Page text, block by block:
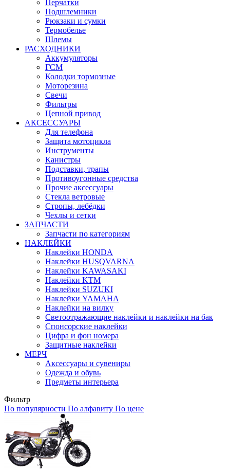
Перчатки
Подшлемники
Рюкзаки и сумки
Термобелье
Шлемы
РАСХОДНИКИ
Аккумуляторы
ГСМ
Колодки тормозные
Моторезина
Свечи
Фильтры
Цепной привод
АКСЕССУАРЫ
Для телефона
Защита мотоцикла
Инструменты
Канистры
Подставки, трапы
Противоугонные средства
Прочие аксессуары
Стекла ветровые
Стропы, лебёдки
Чехлы и сетки
ЗАПЧАСТИ
Запчасти по категориям
НАКЛЕЙКИ
Наклейки HONDA
Наклейки HUSQVARNA
Наклейки KAWASAKI
Наклейки KTM
Наклейки SUZUKI
Наклейки YAMAHA
Наклейки на вилку
Светоотражающие наклейки и наклейки на бак
Спонсорские наклейки
Цифра и фон номера
Защитные наклейки
МЕРЧ
Аксессуары и сувениры
Одежда и обувь
Предметы интерьера
Фильтр
По популярности По алфавиту По цене